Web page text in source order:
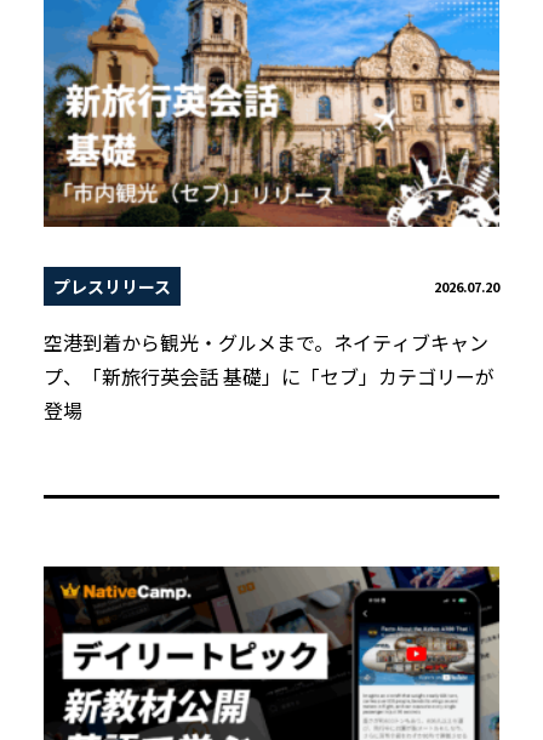
プレスリリース 2026.07.20
空港到着から観光・グルメまで。ネイティブキャン
プ、「新旅行英会話 基礎」に「セブ」カテゴリーが
登場